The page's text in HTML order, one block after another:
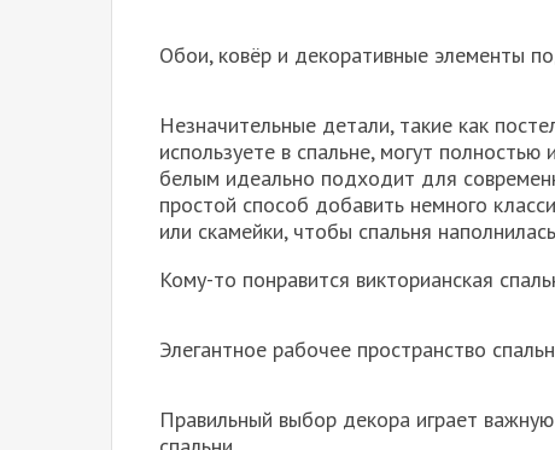
Обои, ковëр и декоративные элементы
Незначительные детали, такие как
используете в спальне, могут
белым идеально подходит для
простой способ добавить немного
или скамейки, чтобы спальня
Кому-то понравится викторианская
Элегантное рабочее пространство
Правильный выбор декора играет